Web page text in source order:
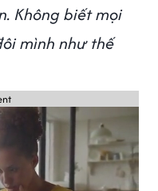
Không biết mọi
mình như thế